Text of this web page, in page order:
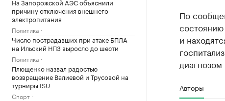
причину отключения внешнего
электропитания
Политика
Число пострадавших при атаке БПЛА
на Ильский НПЗ выросло до шести
Политика
Плющенко назвал радостью
возвращение Валиевой и Трусовой на
турниры ISU
Спорт
По
и
Авторы